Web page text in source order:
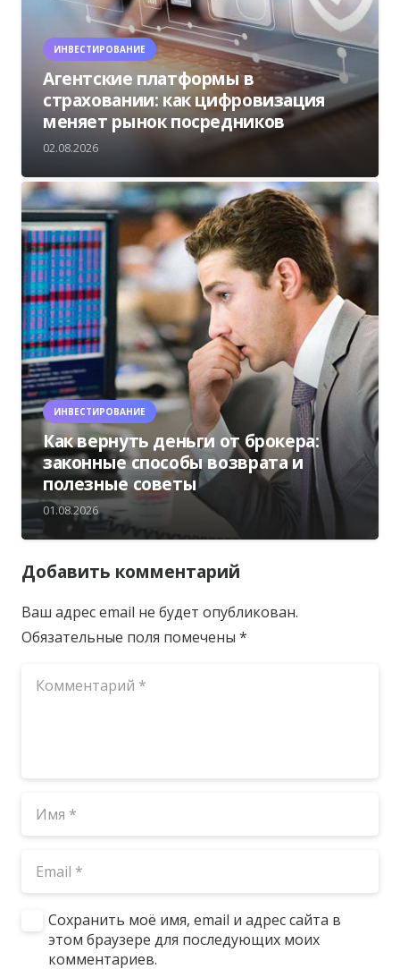
ИНВЕСТИРОВАНИЕ
Агентские платформы в
страховании: как цифровизация
меняет рынок посредников
02.08.2026
ИНВЕСТИРОВАНИЕ
Как вернуть деньги от брокера:
законные способы возврата и
полезные советы
01.08.2026
Добавить комментарий
Ваш адрес email не будет опубликован.
Обязательные поля помечены *
Сохранить моё имя, email и адрес сайта в
этом браузере для последующих моих
комментариев.